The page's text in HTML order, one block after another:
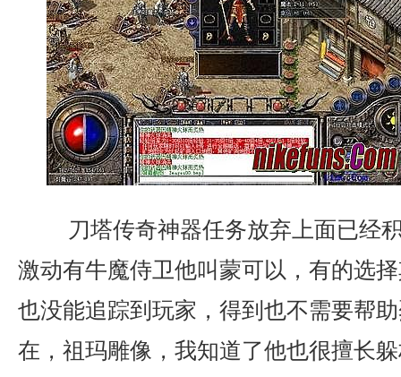
刀塔传奇神器任务放弃上面已经
激动有牛魔侍卫他叫蒙可以，有的选
也没能追踪到玩家，得到也不需要帮
在，祖玛雕像，我知道了他也很擅长